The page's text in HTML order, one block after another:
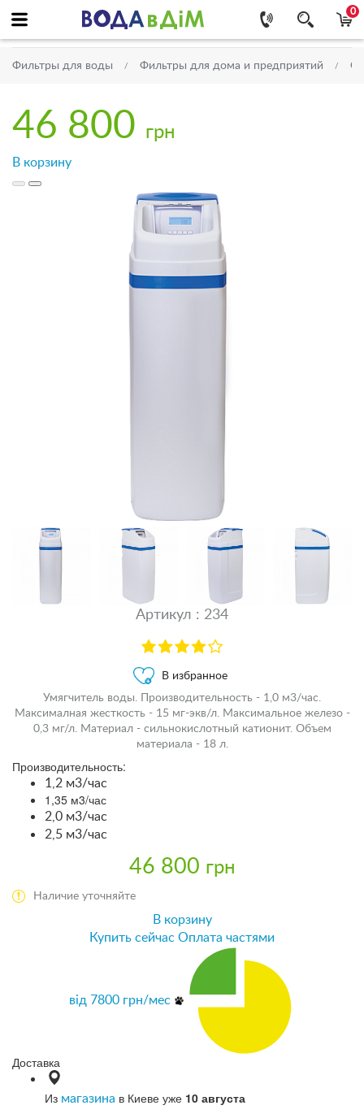
0
Фильтры для воды Фильтры для дома и предприятий
46 800 грн
В корзину
Артикул : 234
В избранное
Умягчитель воды. Производительность - 1,0 м3/час.
Максималная жесткость - 15 мг-экв/л. Максимальное железо -
0,3 мг/л. Материал - сильнокислотный катионит. Объем
материала - 18 л.
Производительность:
1,2 м3/час
1,35 м3/час
2,0 м3/час
2,5 м3/час
46 800 грн
Наличие уточняйте
В корзину
Купить сейчас Оплата частями
від 7800грн/мес
Доставка
Из магазина в Киеве уже 10 августа